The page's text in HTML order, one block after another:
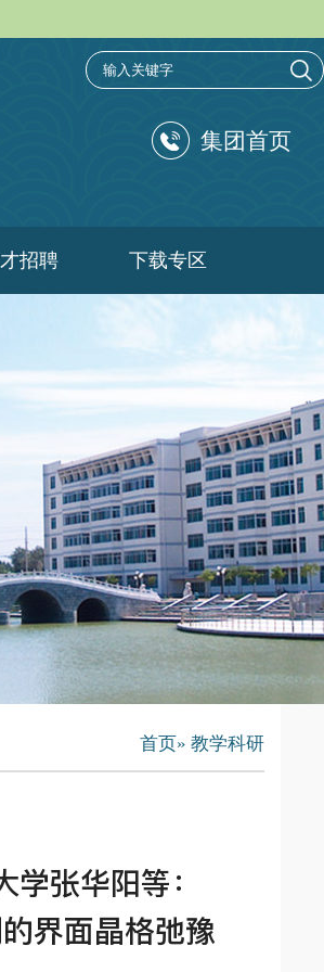
集团首页
招聘 下载专区
首页 » 教学科研
张华阳等：
界面晶格弛豫